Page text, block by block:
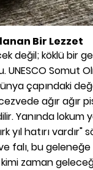
Bir Lezzet
değil; köklü bir
Somut
çapındaki
ağır ağır
Yanında
yıl hatırı vardır"
falı, bu
zaman